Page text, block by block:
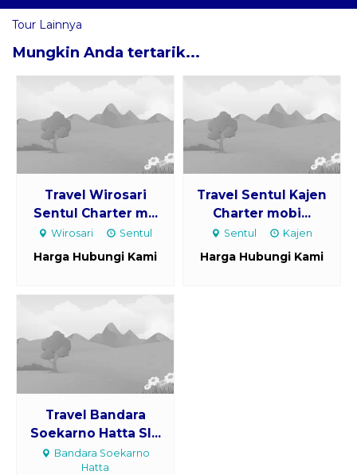
Tour Lainnya
Mungkin Anda tertarik...
Travel Wirosari
Sentul Charter m...
Wirosari Sentul
Harga Hubungi Kami
Travel Sentul Kajen
Charter mobi...
Sentul Kajen
Harga Hubungi Kami
Travel Bandara
Soekarno Hatta Sl...
Bandara Soekarno
Hatta